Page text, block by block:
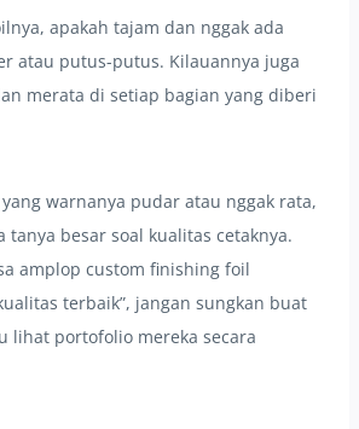
apakah tajam dan nggak ada
atau putus-putus. Kilauannya juga
merata di setiap bagian yang diberi
warnanya pudar atau nggak rata,
besar soal kualitas cetaknya.
amplop custom finishing foil
terbaik”, jangan sungkan buat
lihat portofolio mereka secara